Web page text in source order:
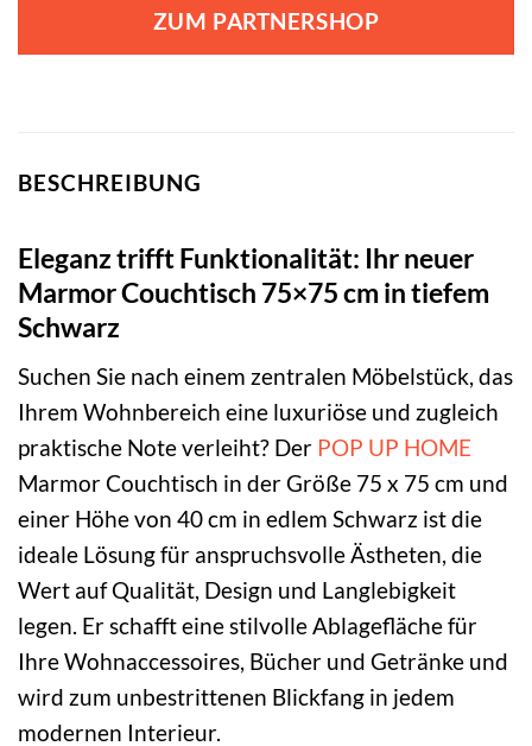
ZUM PARTNERSHOP
BESCHREIBUNG
Eleganz trifft Funktionalität: Ihr neuer
Marmor Couchtisch 75×75 cm in tiefem
Schwarz
Suchen Sie nach einem zentralen Möbelstück, das
Ihrem Wohnbereich eine luxuriöse und zugleich
praktische Note verleiht? Der POP UP HOME
Marmor Couchtisch in der Größe 75 x 75 cm und
einer Höhe von 40 cm in edlem Schwarz ist die
ideale Lösung für anspruchsvolle Ästheten, die
Wert auf Qualität, Design und Langlebigkeit
legen. Er schafft eine stilvolle Ablagefläche für
Ihre Wohnaccessoires, Bücher und Getränke und
wird zum unbestrittenen Blickfang in jedem
modernen Interieur.